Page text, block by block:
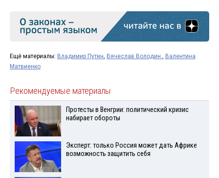
Ещё материалы: Владимир Путин, Вячеслав Володин , Валентина
Матвиенко
Рекомендуемые материалы
Протесты в Венгрии: политический кризис
набирает обороты
Эксперт: только Россия может дать Африке
возможность защитить себя